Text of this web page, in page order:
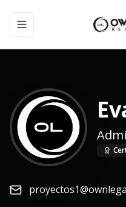
Toggle navigation menu